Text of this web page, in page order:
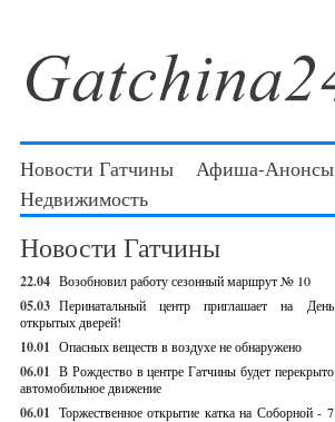
Новости Гатчины Афиша-Анонсы
Недвижимость
Новости Гатчины
22.04 Возобновил работу сезонный маршрут № 10
05.03 Перинатальный центр приглашает на День
открытых дверей!
10.01 Опасных веществ в воздухе не обнаружено
06.01 В Рождество в центре Гатчины будет перекрыто
автомобильное движение
06.01 Торжественное открытие катка на Соборной - 7